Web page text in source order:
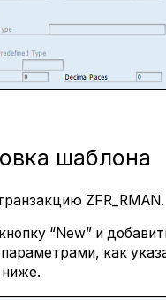
шаблона
ZFR_RMAN.
“New” и
параметрами, как